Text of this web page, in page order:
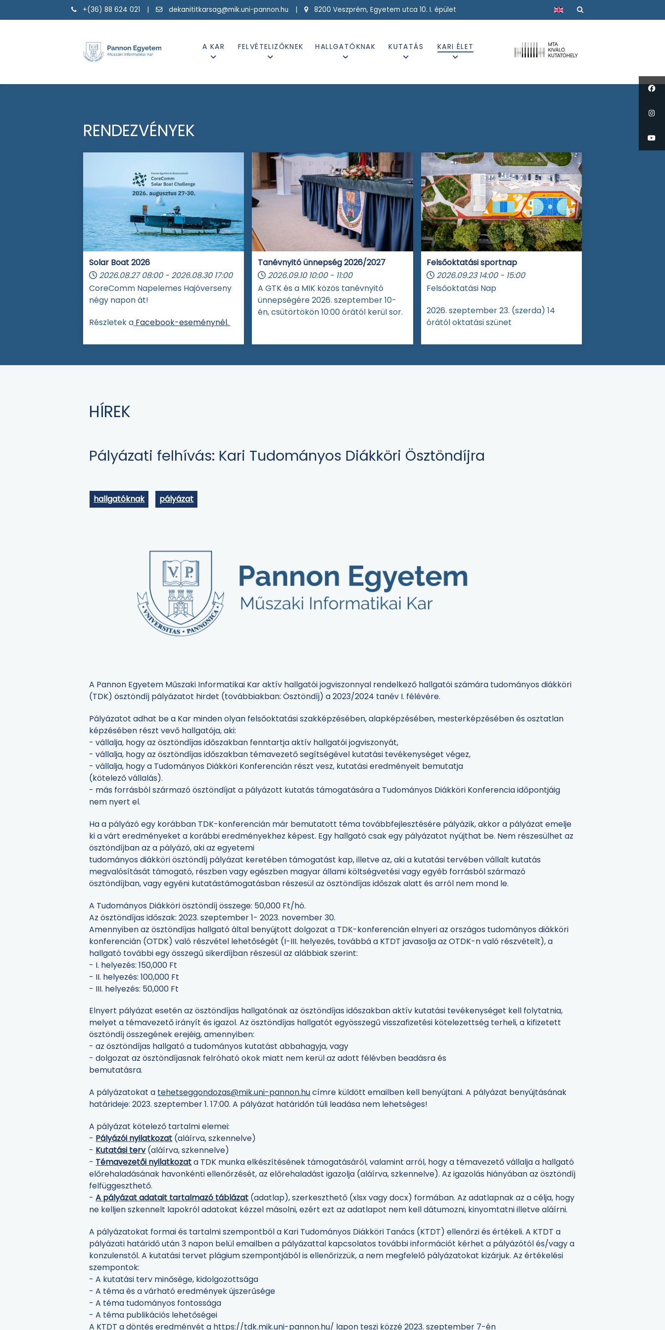
+(36) 88 624 021 | dekanititkarsag@mik.uni-pannon.hu | 8200 Veszprém, Egyetem utca 10. I. épület Válasszon nyelvet
A KAR FELVÉTELIZŐKNEK HALLGATÓKNAK KUTATÁS KARI ÉLET
RENDEZVÉNYEK
Solar Boat 2026
2026.08.27 08:00 - 2026.08.30 17:00
CoreComm Napelemes Hajóverseny
négy napon át!
Részletek a Facebook-eseménynél.
Tanévnyitó ünnepség 2026/2027
2026.09.10 10:00 - 11:00
A GTK és a MIK közös tanévnyitó
ünnepségére 2026. szeptember 10-
én, csütörtökön 10:00 órától kerül sor.
Felsőoktatási sportnap
2026.09.23 14:00 - 15:00
Felsőoktatási Nap
2026. szeptember 23. (szerda) 14
órától oktatási szünet
HÍREK
Pályázati felhívás: Kari Tudományos Diákköri Ösztöndíjra
hallgatóknak pályázat
A Pannon Egyetem Műszaki Informatikai Kar aktív hallgatói jogviszonnyal rendelkező hallgatói számára tudományos diákköri
(TDK) ösztöndíj pályázatot hirdet (továbbiakban: Ösztöndíj) a 2023/2024 tanév I. félévére.
Pályázatot adhat be a Kar minden olyan felsőoktatási szakképzésében, alapképzésében, mesterképzésében és osztatlan
képzésében részt vevő hallgatója, aki:
- vállalja, hogy az ösztöndíjas időszakban fenntartja aktív hallgatói jogviszonyát,
- vállalja, hogy az ösztöndíjas időszakban témavezető segítségével kutatási tevékenységet végez,
- vállalja, hogy a Tudományos Diákköri Konferencián részt vesz, kutatási eredményeit bemutatja
(kötelező vállalás).
- más forrásból származó ösztöndíjat a pályázott kutatás támogatására a Tudományos Diákköri Konferencia időpontjáig
nem nyert el.
Ha a pályázó egy korábban TDK-konferencián már bemutatott téma továbbfejlesztésére pályázik, akkor a pályázat emelje
ki a várt eredményeket a korábbi eredményekhez képest. Egy hallgató csak egy pályázatot nyújthat be. Nem részesülhet az
ösztöndíjban az a pályázó, aki az egyetemi
tudományos diákköri ösztöndíj pályázat keretében támogatást kap, illetve az, aki a kutatási tervében vállalt kutatás
megvalósítását támogató, részben vagy egészben magyar állami költségvetési vagy egyéb forrásból származó
ösztöndíjban, vagy egyéni kutatástámogatásban részesül az ösztöndíjas időszak alatt és arról nem mond le.
A Tudományos Diákköri ösztöndíj összege: 50,000 Ft/hó.
Az ösztöndíjas időszak: 2023. szeptember 1- 2023. november 30.
Amennyiben az ösztöndíjas hallgató által benyújtott dolgozat a TDK-konferencián elnyeri az országos tudományos diákköri
konferencián (OTDK) való részvétel lehetőségét (I-III. helyezés, továbbá a KTDT javasolja az OTDK-n való részvételt), a
hallgató további egy összegű sikerdíjban részesül az alábbiak szerint:
- I. helyezés: 150,000 Ft
- II. helyezés: 100,000 Ft
- III. helyezés: 50,000 Ft
Elnyert pályázat esetén az ösztöndíjas hallgatónak az ösztöndíjas időszakban aktív kutatási tevékenységet kell folytatnia,
melyet a témavezető irányít és igazol. Az ösztöndíjas hallgatót egyösszegű visszafizetési kötelezettség terheli, a kifizetett
ösztöndíj összegének erejéig, amennyiben:
- az ösztöndíjas hallgató a tudományos kutatást abbahagyja, vagy
- dolgozat az ösztöndíjasnak felróható okok miatt nem kerül az adott félévben beadásra és
bemutatásra.
A pályázatokat a tehetseggondozas@mik.uni-pannon.hucímre küldött emailben kell benyújtani. A pályázat benyújtásának
határideje: 2023. szeptember 1. 17:00. A pályázat határidőn túli leadása nem lehetséges!
A pályázat kötelező tartalmi elemei:
- Pályázói nyilatkozat (aláírva, szkennelve)
- Kutatási terv(aláírva, szkennelve)
- Témavezetői nyilatkozata TDK munka elkészítésének támogatásáról, valamint arról, hogy a témavezető vállalja a hallgató
előrehaladásának havonkénti ellenőrzését, az előrehaladást igazolja (aláírva, szkennelve). Az igazolás hiányában az ösztöndíj
felfüggeszthető.
-A pályázat adatait tartalmazó táblázat (adatlap), szerkeszthető (xlsx vagy docx) formában. Az adatlapnak az a célja, hogy
ne kelljen szkennelt lapokról adatokat kézzel másolni, ezért ezt az adatlapot nem kell dátumozni, kinyomtatni illetve aláírni.
A pályázatokat formai és tartalmi szempontból a Kari Tudományos Diákköri Tanács (KTDT) ellenőrzi és értékeli. A KTDT a
pályázati határidő után 3 napon belül emailben a pályázattal kapcsolatos további információt kérhet a pályázótól és/vagy a
konzulenstől. A kutatási tervet plágium szempontjából is ellenőrizzük, a nem megfelelő pályázatokat kizárjuk. Az értékelési
szempontok:
- A kutatási terv minősége, kidolgozottsága
- A téma és a várható eredmények újszerűsége
- A téma tudományos fontossága
- A téma publikációs lehetőségei
A KTDT a döntés eredményét a https://tdk.mik.uni-pannon.hu/ lapon teszi közzé 2023. szeptember 7-én